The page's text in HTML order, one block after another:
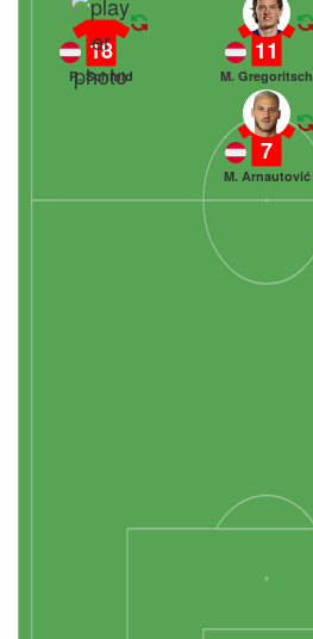
11
M. Gregoritsch
18
R. Schmid
7
M. Arnautović